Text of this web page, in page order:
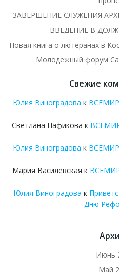
ЗАВЕРШЕНИЕ СЛУЖЕНИЯ
ВВЕДЕНИЕ В
Новая книга о лютеранах в
Молодежный форум
Свежие
Юлия Виноградова к
Светлана Нафикова к
Юлия Виноградова к
Мария Василевская к
Юлия Виноградова к
Дню
Июнь
Май